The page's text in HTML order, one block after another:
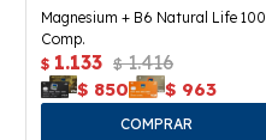
Magnesium + B6 Natural Life 100
Comp.
$ 1.133 $ 1.416
$ 850 $ 963